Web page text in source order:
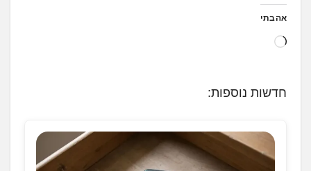
אהבתי
ט
.
.
חדשות נוספות: